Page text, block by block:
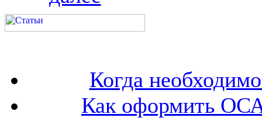
Когда
Как оформить